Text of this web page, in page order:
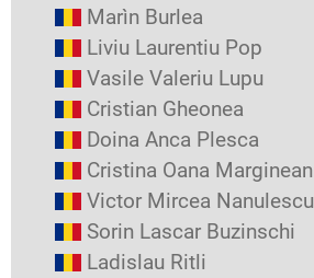
Marìn Burlea
Liviu Laurentiu Pop
Vasile Valeriu Lupu
Cristian Gheonea
Doina Anca Plesca
Cristina Oana Marginean
Victor Mircea Nanulescu
Sorin Lascar Buzinschi
Ladislau Ritli